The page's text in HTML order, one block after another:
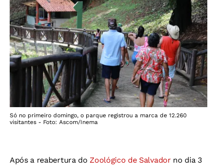
Só no primeiro domingo, o parque registrou a marca de 12.260
visitantes - Foto: Ascom/Inema
Após a reabertura doZoológico de Salvador no dia 3